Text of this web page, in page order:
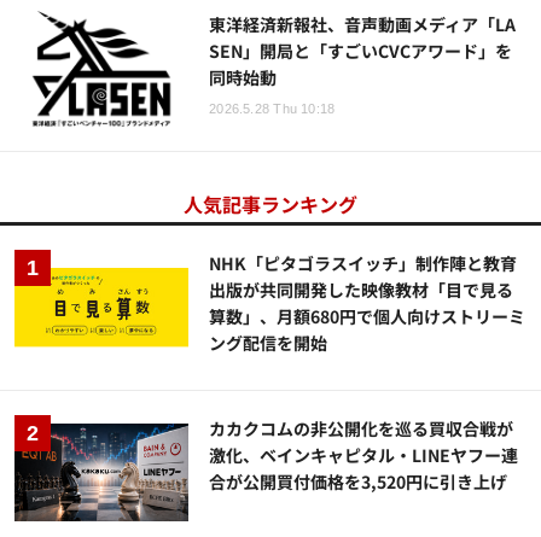
東洋経済新報社、音声動画メディア「LA
SEN」開局と「すごいCVCアワード」を
同時始動
2026.5.28 Thu 10:18
人気記事ランキング
NHK「ピタゴラスイッチ」制作陣と教育
出版が共同開発した映像教材「目で見る
算数」、月額680円で個人向けストリーミ
ング配信を開始
カカクコムの非公開化を巡る買収合戦が
激化、ベインキャピタル・LINEヤフー連
合が公開買付価格を3,520円に引き上げ